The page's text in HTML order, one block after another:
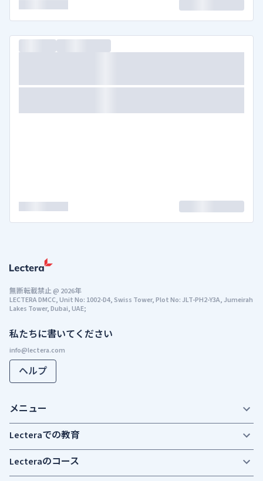
私たちに書いてください
ヘルプ
無断転載禁止@ 2026年
LECTERA DMCC, Unit No: 1002-D4, Swiss Tower, Plot No: JLT-PH2-Y3A, Jumeirah
Lakes Tower, Dubai, UAE;
メニュー
Lecteraでの教育
Lecteraのコース